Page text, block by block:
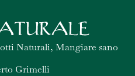
Naturali, Mangiare sano
Grimelli